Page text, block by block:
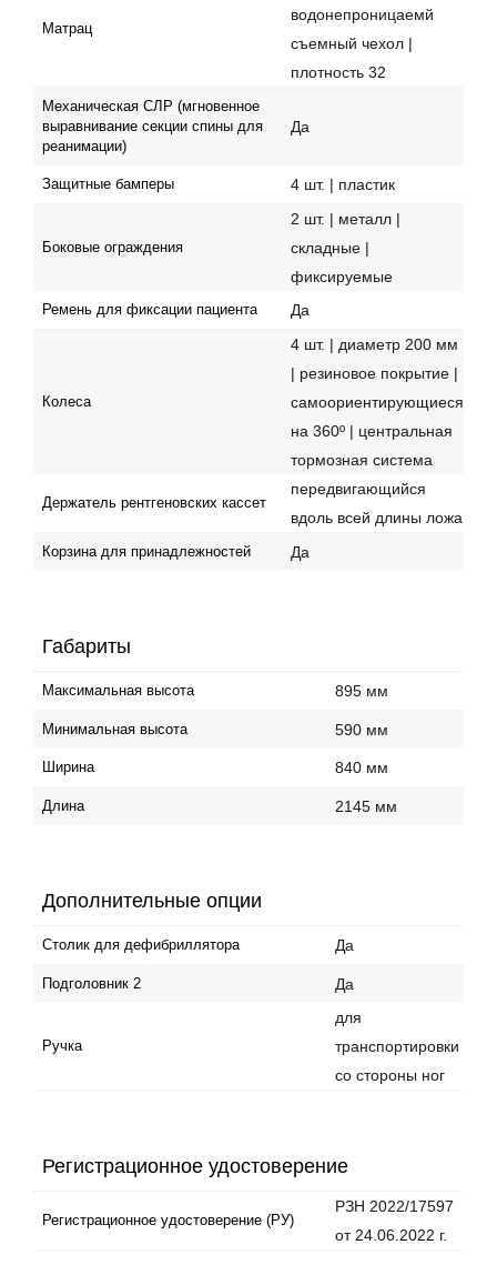
Матрац
водонепроницаемй
съемный чехол |
плотность 32
Механическая СЛР (мгновенное
выравнивание секции спины для
реанимации)
Да
Защитные бамперы 4 шт. | пластик
Боковые ограждения
2 шт. | металл |
складные |
фиксируемые
Ремень для фиксации пациента Да
Колеса
4 шт. | диаметр 200 мм
| резиновое покрытие |
самоориентирующиеся
на 360º | центральная
тормозная система
Держатель рентгеновских кассет
передвигающийся
вдоль всей длины ложа
Корзина для принадлежностей Да
Габариты
Максимальная высота 895 мм
Минимальная высота 590 мм
Ширина 840 мм
Длина 2145 мм
Дополнительные опции
Столик для дефибриллятора Да
Подголовник 2 Да
Ручка
для
транспортировки
со стороны ног
Регистрационное удостоверение
Регистрационное удостоверение (РУ)
РЗН 2022/17597
от 24.06.2022 г.